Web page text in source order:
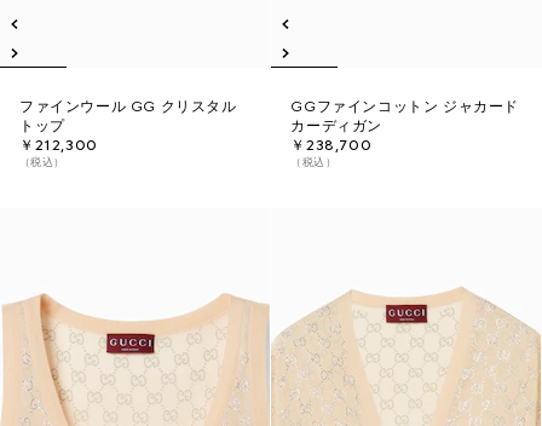
ファインウール GG クリスタル
トップ
￥212,300
（税込）
GGファインコットン ジャカード
カーディガン
￥238,700
（税込）